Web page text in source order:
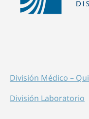
División Médico –
División Laboratorio